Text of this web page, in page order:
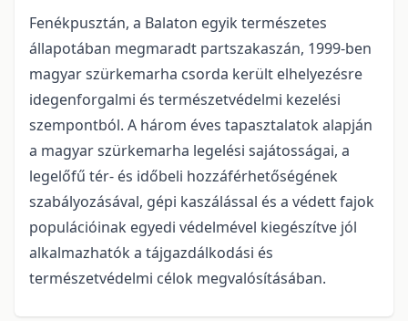
Fenékpusztán, a Balaton egyik természetes
állapotában megmaradt partszakaszán, 1999-ben
magyar szürkemarha csorda került elhelyezésre
idegenforgalmi és természetvédelmi kezelési
szempontból. A három éves tapasztalatok alapján
a magyar szürkemarha legelési sajátosságai, a
legelőfű tér- és időbeli hozzáférhetőségének
szabályozásával, gépi kaszálással és a védett fajok
populációinak egyedi védelmével kiegészítve jól
alkalmazhatók a tájgazdálkodási és
természetvédelmi célok megvalósításában.